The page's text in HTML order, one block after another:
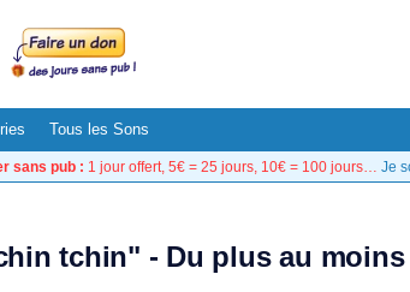
Tous les Sons
sans pub : 1 jour offert, 5€ = 25 jours, 10€ = 100 jours… Je
tchin" - Du plus au moins